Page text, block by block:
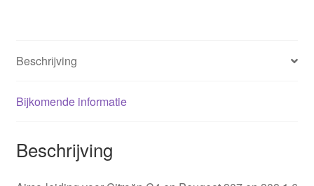
Beschrijving
Bijkomende informatie
Beschrijving